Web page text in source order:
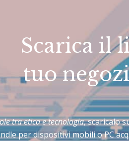
Scarica il
tuo
tra etica e tecnologia, scaricalo
per dispositivi mobili o PC